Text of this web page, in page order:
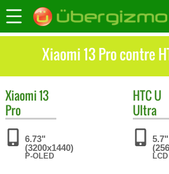
Xiaomi 13 Pro contre
Xiaomi13
Pro
6.73"
(3200x1440)
P-OLED
HTCU
Ultra
5.7"
LCD